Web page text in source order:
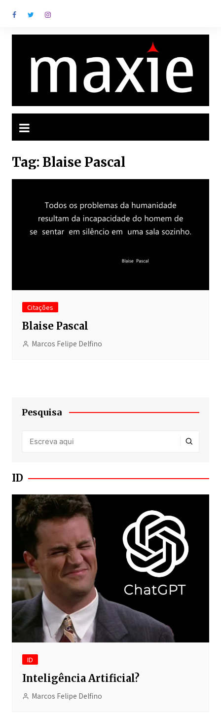
para
Tag: Blaise Pascal
Citações
Blaise Pascal
Marcos Felipe Delfino
Pesquisa
ID
ID
Inteligência Artificial?
Marcos Felipe Delfino